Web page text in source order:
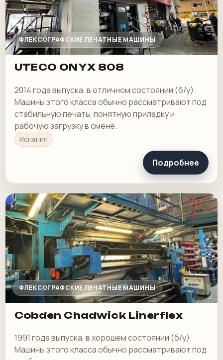
ФЛЕКСОГРАФСКИЕ ПЕЧАТНЫЕ МАШИНЫ
UTECO ONYX 808
2014 года выпуска, в отличном состоянии (б/у).
Машины этого класса обычно рассматривают под
стабильную печать, понятную приладку и
рабочую загрузку в смене.
Испания
Подробнее
ФЛЕКСОГРАФСКИЕ ПЕЧАТНЫЕ МАШИНЫ
Cobden Chadwick Linerflex
1991 года выпуска, в хорошем состоянии (б/у).
Машины этого класса обычно рассматривают под